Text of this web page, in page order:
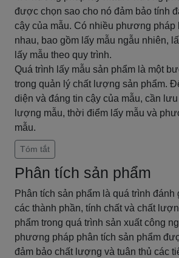
được chọn sao cho nó đảm bảo tính
cậy của mẫu. Có nhiều phương pháp
nhau, bao gồm lấy mẫu ngẫu nhiên,
lấy mẫu theo quy trình.
Quá trình lấy mẫu sản phẩm là một
trong quản lý chất lượng sản phẩm.
diện và đáng tin cậy của mẫu, cần
lượng mẫu, thời điểm lấy mẫu và
mẫu.
Tóm tắt
Phân tích sản phẩm
Phân tích sản phẩm là quá trình đánh
các thành phần, tính chất và chất
phẩm trong quá trình sản xuất công
phương pháp phân tích sản phẩm
đảm bảo chất lượng và tuân thủ các